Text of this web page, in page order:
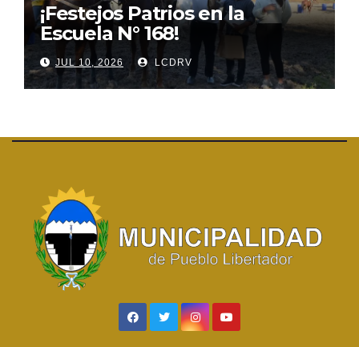
¡Festejos Patrios en la
Escuela N° 168!
JUL 10, 2026 LCDRV